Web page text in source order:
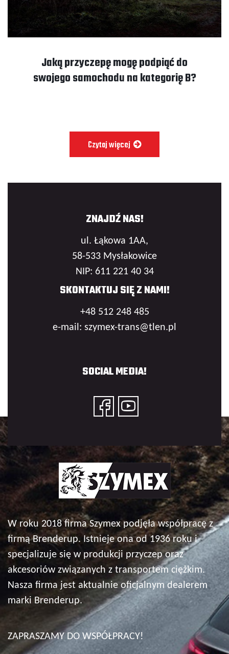
Jaką przyczepę mogę podpiąć do
swojego samochodu na kategorię B?
Czytaj więcej
ZNAJDŹ NAS!
ul. Łąkowa 1AA,
58-533 Mysłakowice
NIP: 611 221 40 34
SKONTAKTUJ SIĘ Z NAMI!
+48 512 248 485
e-mail: szymex-trans@tlen.pl
SOCIAL MEDIA!
W roku 2018 firma Szymex podjęła współpracę z
firmą Brenderup. Istnieje ona od 1936 roku i
specjalizuje się w produkcji przyczep oraz
akcesoriów związanych z transportem ciężkim.
Nasza firma jest aktualnie oficjalnym dealerem
marki Brenderup.
ZAPRASZAMY DO WSPÓŁPRACY!